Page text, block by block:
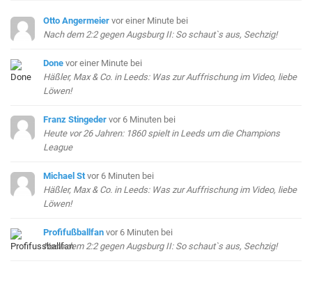
Otto Angermeier vor einer Minute bei
Nach dem 2:2 gegen Augsburg II: So schaut`s aus, Sechzig!
Done vor einer Minute bei
Häßler, Max & Co. in Leeds: Was zur Auffrischung im Video, liebe
Löwen!
Franz Stingeder vor 6 Minuten bei
Heute vor 26 Jahren: 1860 spielt in Leeds um die Champions
League
Michael St vor 6 Minuten bei
Häßler, Max & Co. in Leeds: Was zur Auffrischung im Video, liebe
Löwen!
Profifußballfan vor 6 Minuten bei
Nach dem 2:2 gegen Augsburg II: So schaut`s aus, Sechzig!